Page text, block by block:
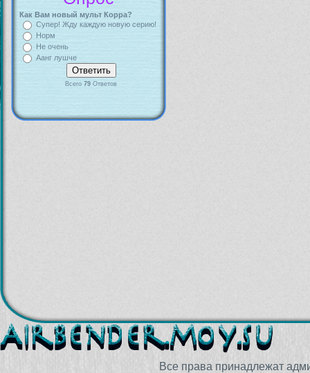
Как Вам новый мульт Корра?
Супер! Жду каждую новую серию!
Норм
Не очень
Аанг лушче
Всего 79 Ответов
Все права принадлежат